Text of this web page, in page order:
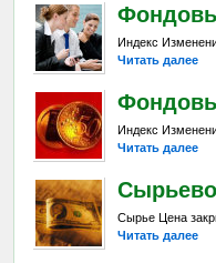
Индекс
Читать далее
Индекс
Читать далее
Сырье Цена
Читать далее